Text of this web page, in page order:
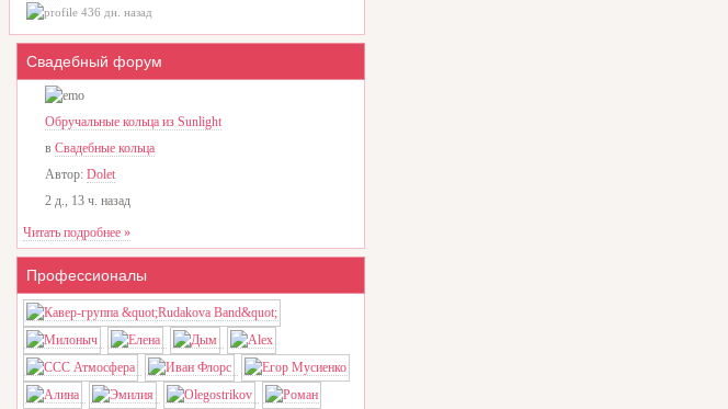
436 дн. назад
Свадебный форум
Обручальные кольца из Sunlight
в Свадебные кольца
Автор: Dolet
2 д., 13 ч. назад
Читать подробнее »
Профессионалы